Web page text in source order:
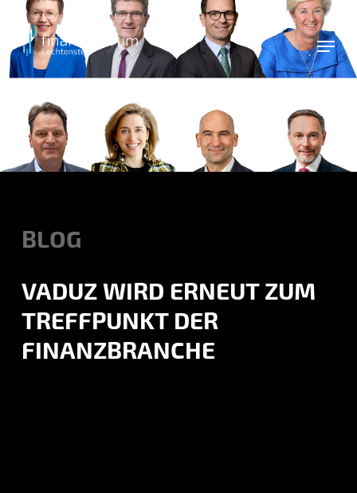
main
content
BLOG
VADUZ WIRD ERNEUT ZUM
TREFFPUNKT DER
FINANZBRANCHE